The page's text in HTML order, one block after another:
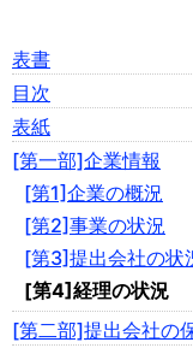
表書
目次
表紙
[第一部]企業情報
[第1]企業の概況
[第2]事業の状況
[第3]提出会社の状
[第4]経理の状況
[第二部]提出会社の